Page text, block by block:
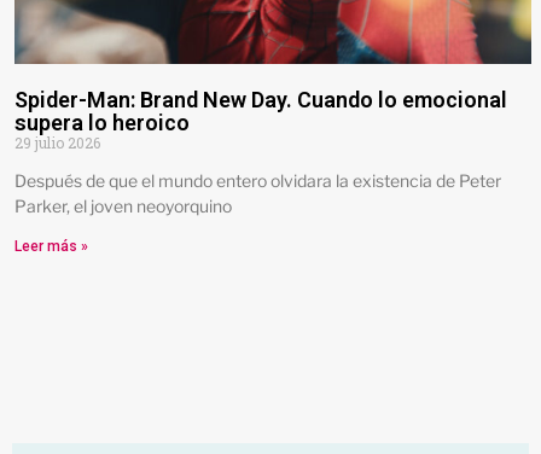
Spider-Man: Brand New Day. Cuando lo emocional
supera lo heroico
29 julio 2026
Después de que el mundo entero olvidara la existencia de Peter
Parker, el joven neoyorquino
Leer más »